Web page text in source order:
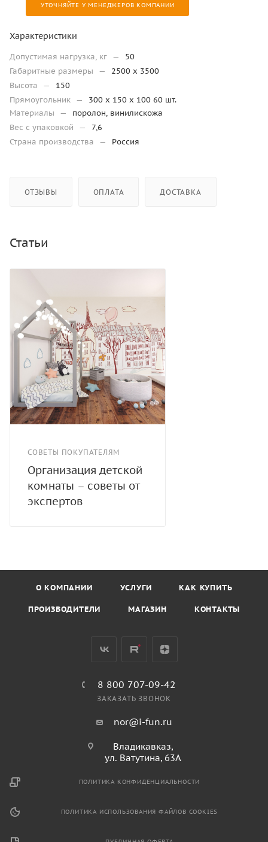
УТОЧНЯЙТЕ У МЕНЕДЖЕРОВ КОМПАНИИ
Характеристики
Допустимая нагрузка, кг —
50
Габаритные размеры
—
2500 x 3500
Высота
—
150
Прямоугольник —
300 x 150 x 100 60 шт.
Материалы
—
поролон, винилискожа
Вес с упаковкой
—
7,6
Страна производства
— Россия
ОТЗЫВЫ ОПЛАТА ДОСТАВКА
Статьи
СОВЕТЫ ПОКУПАТЕЛЯМ
Организация детской
комнаты – советы от
экспертов
О КОМПАНИИ УСЛУГИ КАК КУПИТЬ
ПРОИЗВОДИТЕЛИ МАГАЗИН КОНТАКТЫ
8 800 707-09-42
ЗАКАЗАТЬ ЗВОНОК
nor@i-fun.ru
Владикавказ,
ул. Ватутина, 63А
ПОЛИТИКА КОНФИДЕНЦИАЛЬНОСТИ
ПОЛИТИКА ИСПОЛЬЗОВАНИЯ ФАЙЛОВ COOKIES